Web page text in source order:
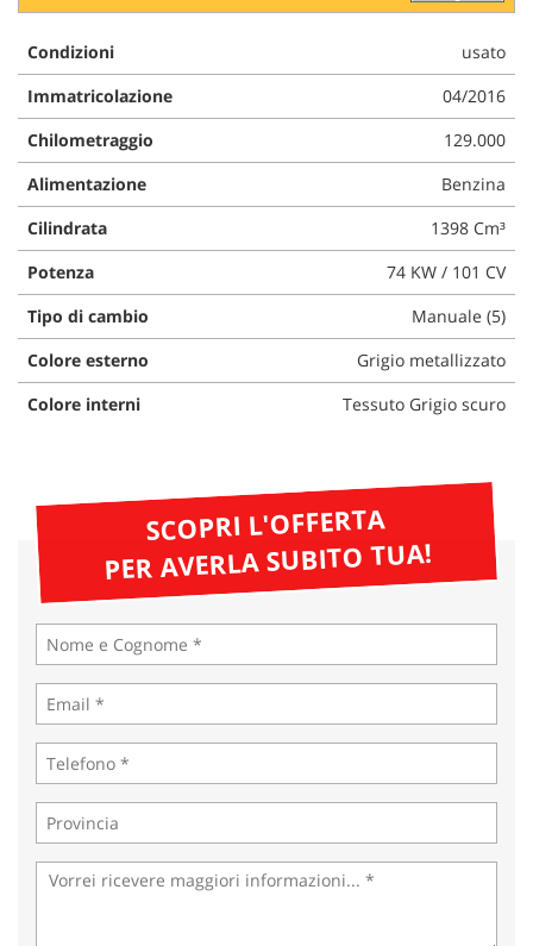
Condizioni
usato
Immatricolazione
04/2016
Chilometraggio
129.000
Alimentazione
Benzina
Cilindrata
1398 Cm³
Potenza
74 KW / 101 CV
Tipo di cambio
Manuale (5)
Colore esterno
Grigio metallizzato
Colore interni
Tessuto Grigio scuro
SCOPRI L'OFFERTA
PER AVERLA SUBITO TUA!
strumenti
di
tracciamento
si
rimanda
alla
cookie
policy.
Puoi
e
modificare
le
tue
scelte
in
Cookie necessari
Cookie delle preferenze
Cookie per il miglioramento dell'esperienza utente
Cookie analitici
Cookie di marketing